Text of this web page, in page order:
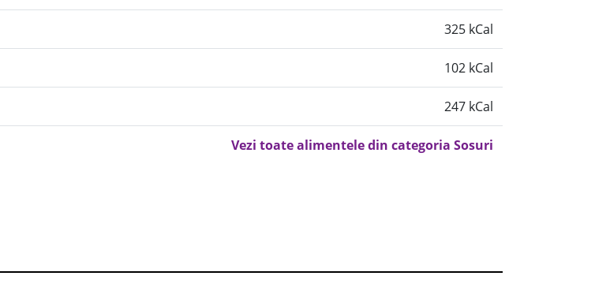
325 kCal
102 kCal
247 kCal
Vezi toate alimentele din categoria Sosuri